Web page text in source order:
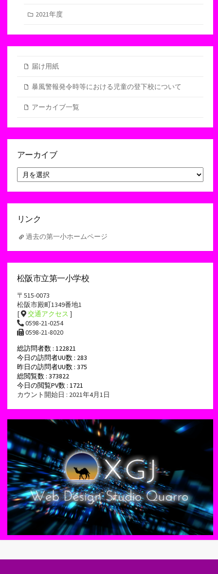
2021年度
届け用紙
暴風警報発令時等における児童の登下校について
アーカイブ一覧
アーカイブ
ー
カ
リンク
過去の第一小ホームページ
松阪市立第一小学校
〒515-0073
松阪市殿町1349番地1
[
交通アクセス ]
0598-21-0254
0598-21-8020
総訪問者数 : 122821
今日の訪問者UU数 : 283
昨日の訪問者UU数 : 375
総閲覧数 : 373822
今日の閲覧PV数 : 1721
カウント開始日 : 2021年4月1日